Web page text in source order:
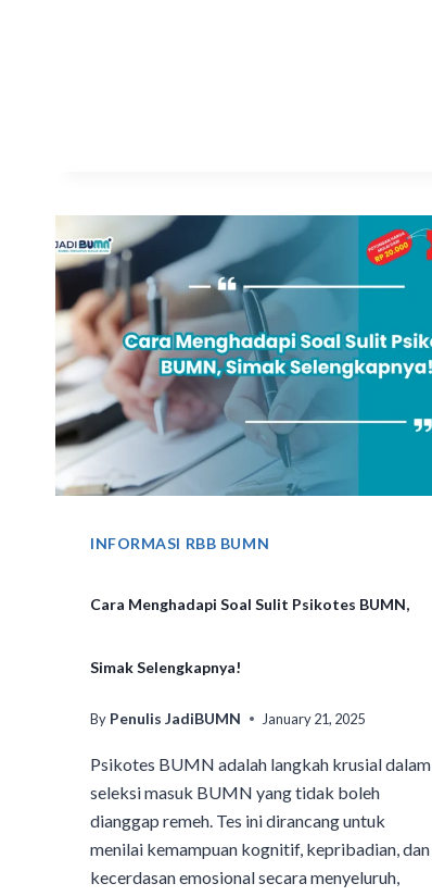
INFORMASI RBB BUMN
Cara Menghadapi Soal Sulit Psikotes BUMN,
Simak Selengkapnya!
By Penulis JadiBUMN January 21, 2025
Psikotes BUMN adalah langkah krusial dalam
seleksi masuk BUMN yang tidak boleh
dianggap remeh. Tes ini dirancang untuk
menilai kemampuan kognitif, kepribadian, dan
kecerdasan emosional secara menyeluruh,